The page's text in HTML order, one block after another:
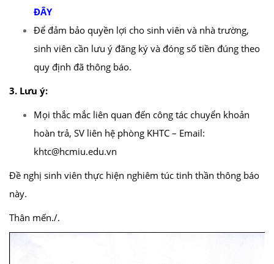
ĐÂY
Để đảm bảo quyền lợi cho sinh viên và nhà trường,
sinh viên cần lưu ý đăng ký và đóng số tiền đúng theo
quy định đã thông báo.
3. Lưu ý:
Mọi thắc mắc liên quan đến công tác chuyển khoản
hoàn trả, SV liên hệ phòng KHTC – Email:
khtc@hcmiu.edu.vn
Đề nghị sinh viên thực hiện nghiêm túc tinh thần thông báo
này.
Thân mến./.